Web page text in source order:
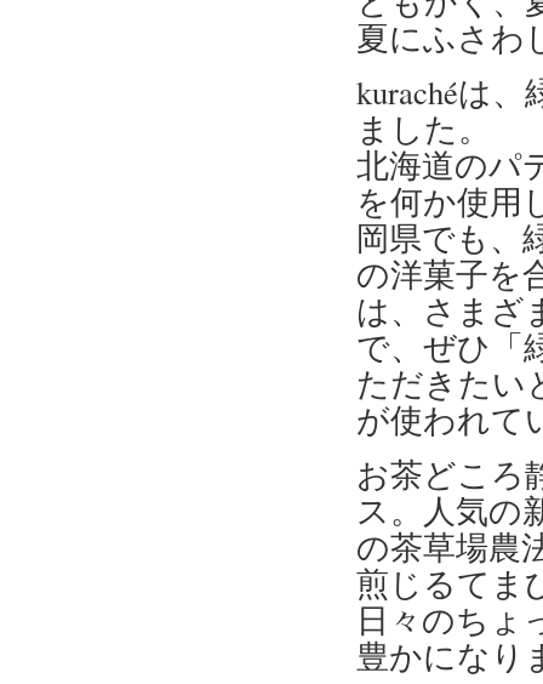
夏にふさわ
kurachéは
ました。
北海道のパ
を何か使用
岡県でも、
の洋菓子を
は、さまざ
で、ぜひ「
ただきたい
が使われて
お茶どころ
ス。人気の
の茶草場農
煎じるてま
日々のちょ
豊かになり